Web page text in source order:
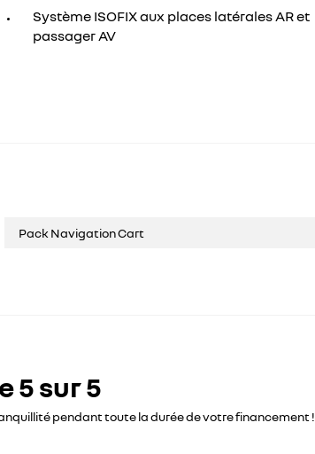
Système ISOFIX aux places latérales AR et
passager AV
Pack Navigation Cart
5 sur 5
pendant toute la durée de votre financement !